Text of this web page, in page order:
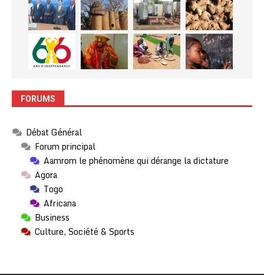
FORUMS
Débat Général
Forum principal
Aamrom le phénomène qui dérange la dictature
Agora
Togo
Africana
Business
Culture, Société & Sports